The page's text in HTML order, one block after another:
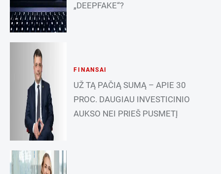
„DEEPFAKE“?
FINANSAI
UŽ TĄ PAČIĄ SUMĄ – APIE 30
PROC. DAUGIAU INVESTICINIO
AUKSO NEI PRIEŠ PUSMETĮ